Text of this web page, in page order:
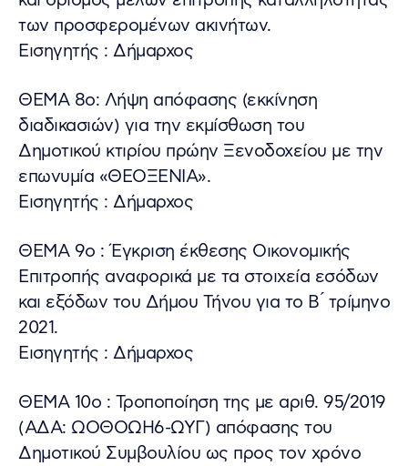
των προσφερομένων ακινήτων.
Εισηγητής : Δήμαρχος
ΘΕΜΑ 8ο: Λήψη απόφασης (εκκίνηση
διαδικασιών) για την εκμίσθωση του
Δημοτικού κτιρίου πρώην Ξενοδοχείου με την
επωνυμία «ΘΕΟΞΕΝΙΑ».
Εισηγητής : Δήμαρχος
ΘΕΜΑ 9ο : Έγκριση έκθεσης Οικονομικής
Επιτροπής αναφορικά με τα στοιχεία εσόδων
και εξόδων του Δήμου Τήνου για το Β ́ τρίμηνο
2021.
Εισηγητής : Δήμαρχος
ΘΕΜΑ 10ο : Τροποποίηση της με αριθ. 95/2019
(ΑΔΑ: ΩΟΘΟΩΗ6-ΩΥΓ) απόφασης του
Δημοτικού Συμβουλίου ως προς τον χρόνο